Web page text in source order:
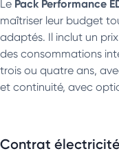
Le Pack Performance
maîtriser leur budget
adaptés. Il inclut un
des consommations
trois ou quatre ans,
et continuité, avec
Contrat électricité